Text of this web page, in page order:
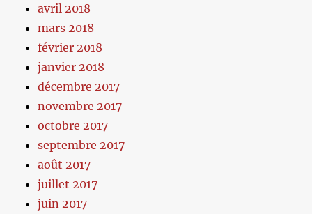
avril 2018
mars 2018
février 2018
janvier 2018
décembre 2017
novembre 2017
octobre 2017
septembre 2017
août 2017
juillet 2017
juin 2017